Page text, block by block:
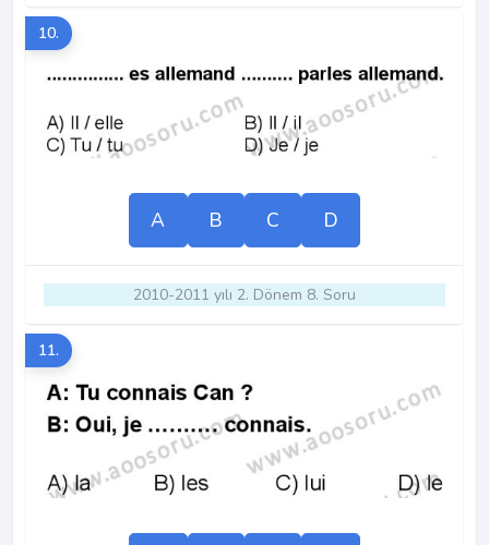
10.
A B C D
2010-2011 yılı 2. Dönem 8. Soru
11.